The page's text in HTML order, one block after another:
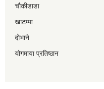
चौकीडाडा
खाटम्मा
दोभाने
योगमाया प्रतिष्ठान